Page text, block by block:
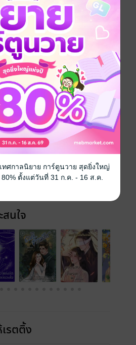
pdf, epub (สารบัญ)
24 กันยายน 2568
286 หน้า (≈ 44,633 คำ)
219 บาท (ประหยัด 9%)
ดูทั้งหมด
นใจ
เรตติ้ง
ทศกาลนิยาย การ์ตูนวาย สุดยิ่งใหญ่
ตั้งแต่วันที่ 31 ก.ค. - 16 ส.ค.